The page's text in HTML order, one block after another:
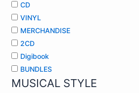
CD
VINYL
MERCHANDISE
2CD
Digibook
BUNDLES
MUSICAL STYLE